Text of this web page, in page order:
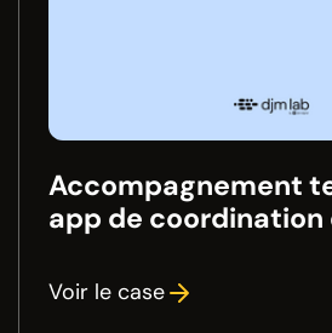
Accompagnement
app de coordination
Voir le case